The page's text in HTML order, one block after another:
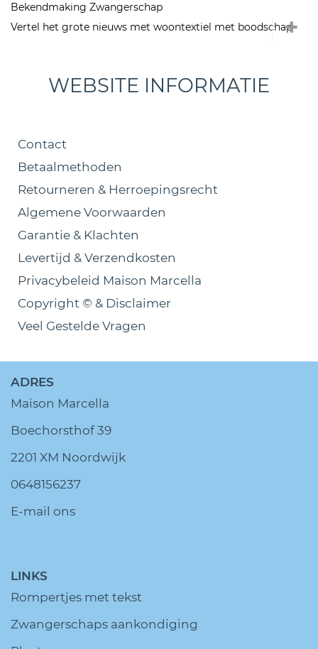
Bekendmaking Zwangerschap
Vertel het grote nieuws met woontextiel met boodschap
WEBSITE INFORMATIE
Contact
Betaalmethoden
Retourneren & Herroepingsrecht
Algemene Voorwaarden
Garantie & Klachten
Levertijd & Verzendkosten
Privacybeleid Maison Marcella
Copyright © & Disclaimer
Veel Gestelde Vragen
ADRES
Maison Marcella
Boechorsthof 39
2201 XM Noordwijk
0648156237
E-mail ons
LINKS
Rompertjes met tekst
Zwangerschaps aankondiging